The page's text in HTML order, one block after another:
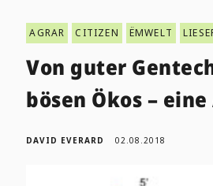
AGRAR CITIZEN ËMWELT
Von guter
bösen Ökos –
DAVID EVERARD 02.08.2018